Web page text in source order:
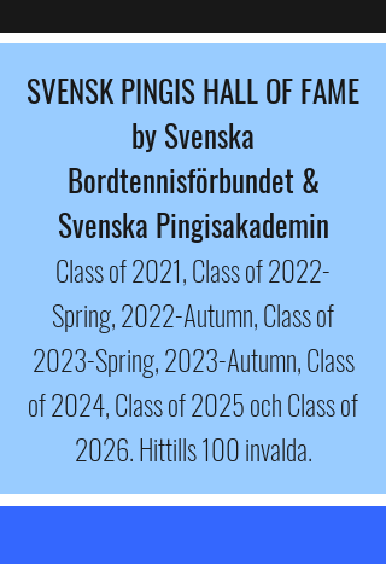
SVENSK PINGIS HALL OF FAME
by Svenska
Bordtennisförbundet &
Svenska Pingisakademin
Class of 2021, Class of 2022-
Spring, 2022-Autumn, Class of
2023-Spring, 2023-Autumn, Class
of 2024, Class of 2025 och Class of
2026.Hittills 100 invalda.